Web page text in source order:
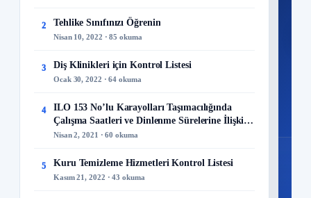
2 Tehlike Sınıfınızı Öğrenin
Nisan 10, 2022 · 85 okuma
3 Diş Klinikleri için Kontrol Listesi
Ocak 30, 2022 · 64 okuma
4
ILO 153 No’lu Karayolları Taşımacılığında
Çalışma Saatleri ve Dinlenme Sürelerine İlişkin
Sözleşme
Nisan 2, 2021 · 60 okuma
5 Kuru Temizleme Hizmetleri Kontrol Listesi
Kasım 21, 2022 · 43 okuma